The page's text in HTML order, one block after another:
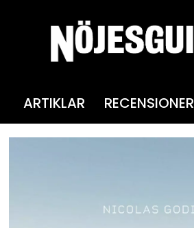
ARTIKLAR RECENSIONER